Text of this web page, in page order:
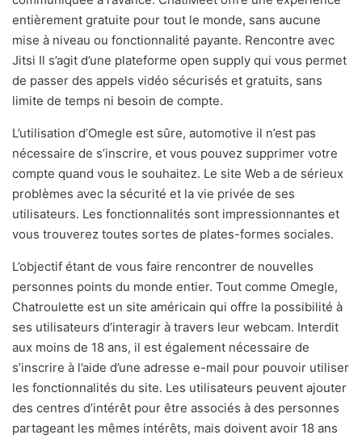
entièrement gratuite pour tout le monde, sans aucune
mise à niveau ou fonctionnalité payante. Rencontre avec
Jitsi Il s’agit d’une plateforme open supply qui vous permet
de passer des appels vidéo sécurisés et gratuits, sans
limite de temps ni besoin de compte.
L’utilisation d’Omegle est sûre, automotive il n’est pas
nécessaire de s’inscrire, et vous pouvez supprimer votre
compte quand vous le souhaitez. Le site Web a de sérieux
problèmes avec la sécurité et la vie privée de ses
utilisateurs. Les fonctionnalités sont impressionnantes et
vous trouverez toutes sortes de plates-formes sociales.
L’objectif étant de vous faire rencontrer de nouvelles
personnes points du monde entier. Tout comme Omegle,
Chatroulette est un site américain qui offre la possibilité à
ses utilisateurs d’interagir à travers leur webcam. Interdit
aux moins de 18 ans, il est également nécessaire de
s’inscrire à l’aide d’une adresse e-mail pour pouvoir utiliser
les fonctionnalités du site. Les utilisateurs peuvent ajouter
des centres d’intérêt pour être associés à des personnes
partageant les mêmes intérêts, mais doivent avoir 18 ans